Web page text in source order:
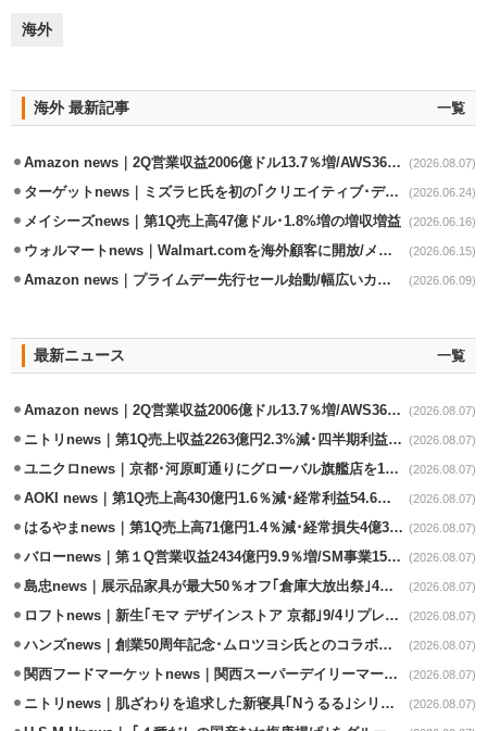
海外
海外 最新記事 一覧
Amazon news｜2Q営業収益2006億ドル13.7％増/AWS36.8％％増が貢献 (2026.08.07)
ターゲットnews｜ミズラヒ氏を初の｢クリエイティブ･ディレクター｣に起用 (2026.06.24)
メイシーズnews｜第1Q売上高47億ドル･1.8%増の増収増益 (2026.06.16)
ウォルマートnews｜Walmart.comを海外顧客に開放/メキシコへ配送開始 (2026.06.15)
Amazon news｜プライムデー先行セール始動/幅広いカテゴリーで割引き (2026.06.09)
最新ニュース 一覧
Amazon news｜2Q営業収益2006億ドル13.7％増/AWS36.8％％増が貢献 (2026.08.07)
ニトリnews｜第1Q売上収益2263億円2.3%減･四半期利益1.4％減 (2026.08.07)
ユニクロnews｜京都･河原町通りにグローバル旗艦店を11/6開設 (2026.08.07)
AOKI news｜第1Q売上高430億円1.6％減･経常利益54.6％減 (2026.08.07)
はるやまnews｜第1Q売上高71億円1.4％減･経常損失4億3800万円 (2026.08.07)
バローnews｜第１Q営業収益2434億円9.9％増/SM事業15.5％増と絶好調 (2026.08.07)
島忠news｜展示品家具が最大50％オフ｢倉庫大放出祭｣4店舗限定で開催 (2026.08.07)
ロフトnews｜新生｢モマ デザインストア 京都｣9/4リプレイスオープン (2026.08.07)
ハンズnews｜創業50周年記念･ムロツヨシ氏とのコラボ企画｢ムロハンズ｣開催 (2026.08.07)
関西フードマーケットnews｜関西スーパーデイリーマート蒲生店8/7改装 (2026.08.07)
ニトリnews｜肌ざわりを追求した新寝具｢Nうるる｣シリーズを発売 (2026.08.07)